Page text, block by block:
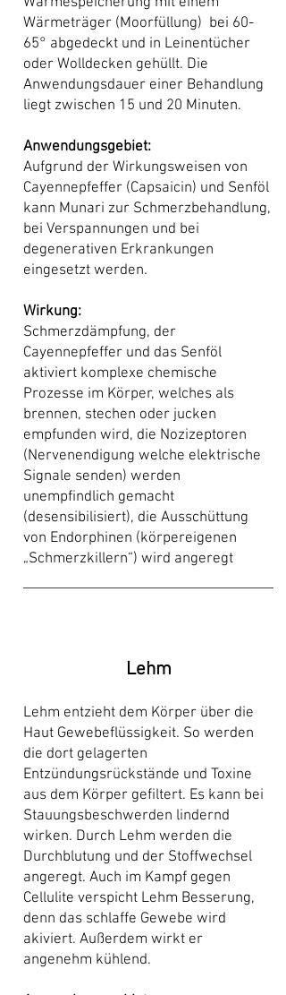
Wärmeträger (Moorfüllung) bei 60-
65° abgedeckt und in Leinentücher
oder Wolldecken gehüllt. Die
Anwendungsdauer einer Behandlung
liegt zwischen 15 und 20 Minuten.
Anwendungsgebiet:
Aufgrund der Wirkungsweisen von
Cayennepfeffer (Capsaicin) und Senföl
kann Munari zur Schmerzbehandlung,
bei Verspannungen und bei
degenerativen Erkrankungen
eingesetzt werden.
Wirkung:
Schmerzdämpfung, der
Cayennepfeffer und das Senföl
aktiviert komplexe chemische
Prozesse im Körper, welches als
brennen, stechen oder jucken
empfunden wird, die Nozizeptoren
(Nervenendigung welche elektrische
Signale senden) werden
unempfindlich gemacht
(desensibilisiert), die Ausschüttung
von Endorphinen (körpereigenen
„Schmerzkillern“) wird angeregt
Lehm
Lehm entzieht dem Körper über die
Haut Gewebeflüssigkeit. So werden
die dort gelagerten
Entzündungsrückstände und Toxine
aus dem Körper gefiltert. Es kann bei
Stauungsbeschwerden lindernd
wirken. Durch Lehm werden die
Durchblutung und der Stoffwechsel
angeregt. Auch im Kampf gegen
Cellulite verspicht Lehm Besserung,
denn das schlaffe Gewebe wird
akiviert. Außerdem wirkt er
angenehm kühlend.